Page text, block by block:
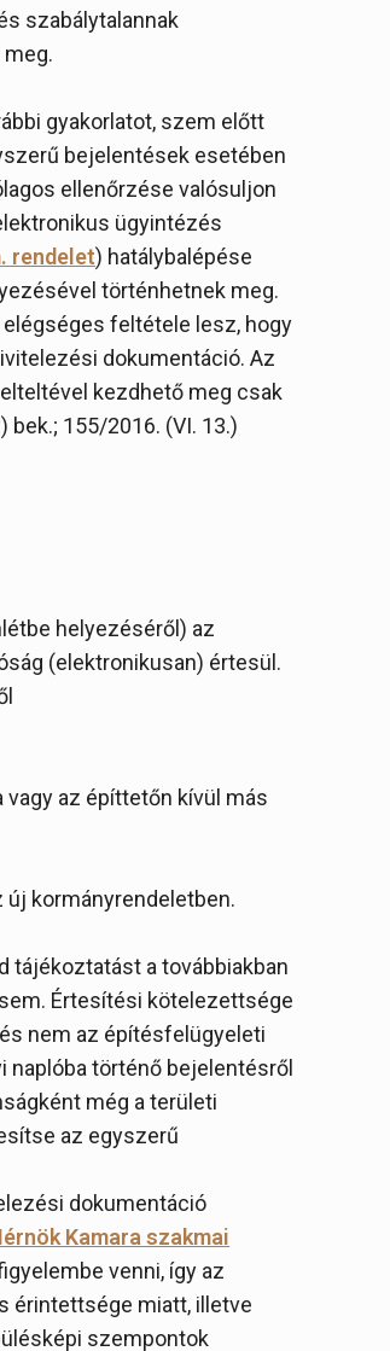
szabálytalannak
gyakorlatot, szem előtt
bejelentések esetében
ellenőrzése valósuljon
ügyintézés
rendelet) hatálybalépése
történhetnek meg.
feltétele lesz, hogy
dokumentáció. Az
kezdhető meg csak
bek.; 155/2016. (VI. 13.)
helyezéséről) az
(elektronikusan) értesül.
az építtetőn kívül más
kormányrendeletben.
tájékoztatást a továbbiakban
Értesítési kötelezettsége
nem az építésfelügyeleti
történő bejelentésről
még a területi
az egyszerű
dokumentáció
Kamara szakmai
venni, így az
érintettsége miatt, illetve
szempontok